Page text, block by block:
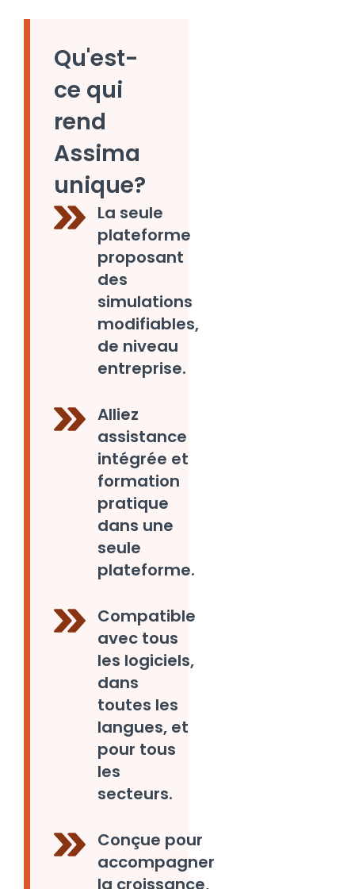
Qu'est-
ce qui
rend
Assima
unique?
La seule
plateforme
proposant
des
simulations
modifiables,
de niveau
entreprise.
Alliez
assistance
intégrée et
formation
pratique
dans une
seule
plateforme.
Compatible
avec tous
les logiciels,
dans
toutes les
langues, et
pour tous
les
secteurs.
Conçue pour
accompagner
la croissance,